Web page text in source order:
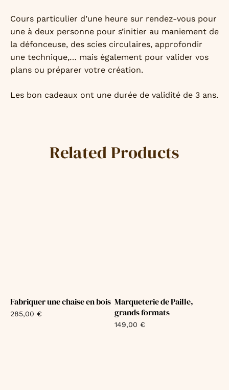
Cours particulier d’une heure sur rendez-vous pour
une à deux personne pour s’initier au maniement de
la défonceuse, des scies circulaires, approfondir
une technique,… mais également pour valider vos
plans ou préparer votre création.
Les bon cadeaux ont une durée de validité de 3 ans.
Related Products
Fabriquer une chaise en bois
285,00 €
Marqueterie de Paille,
grands formats
149,00 €